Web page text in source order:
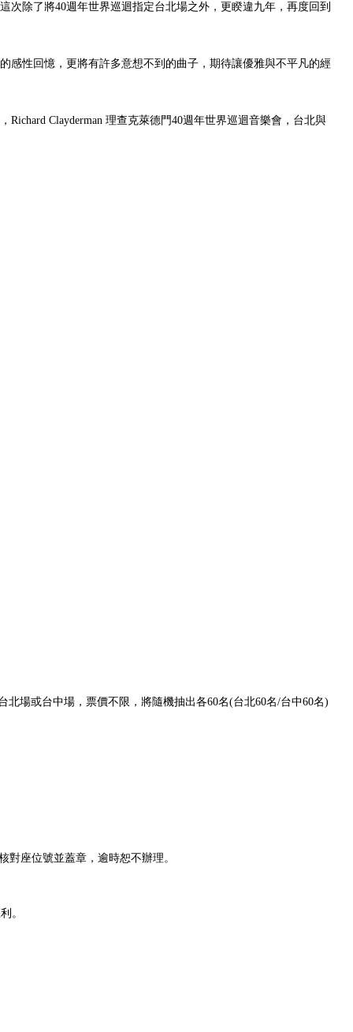
次除了將40週年世界巡迴指定台北場之外，更睽違九年，再度回到
感性回憶，更將有許多意想不到的曲子，期待讓優雅與不平凡的經
Clayderman 理查克萊德門40週年世界巡迴音樂會，台北與
場或台中場，票價不限，將隨機抽出各60名(台北60名/台中60名)
對座位號並蓋章，逾時恕不辦理。
。